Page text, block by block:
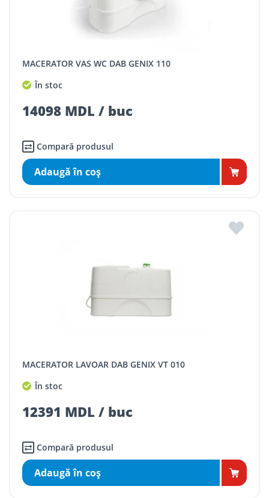
MACERATOR VAS WC DAB GENIX 110
În stoc
14098 MDL / buc
Compară produsul
Adaugă în coş
MACERATOR LAVOAR DAB GENIX VT 010
În stoc
12391 MDL / buc
Compară produsul
Adaugă în coş